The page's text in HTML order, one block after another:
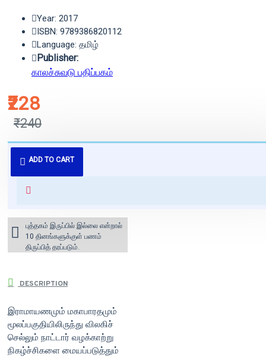
₹228
₹240
Year: 2017
ISBN: 9789386820112
Language: தமிழ்
Publisher:
காலச்சுவடு பதிப்பகம்
ADD TO CART
புத்தகம் 3 - 7 நாட்களில் அனுப்பி
வைக்கப்படும்.
for orders above ₹1000 within
புத்தகம் இருப்பில் இல்லை என்றால்
10 தினங்களுக்குள் பணம்
திருப்பித் தரப்படும்.
DESCRIPTION
இராமாயணமும் மகாபாரதமும்
மூலப்பகுதியிலிருந்து விலகிச்
செல்லும் நாட்டார் வழக்காற்று
நிகழ்ச்சிகளை மையப்படுத்தும்